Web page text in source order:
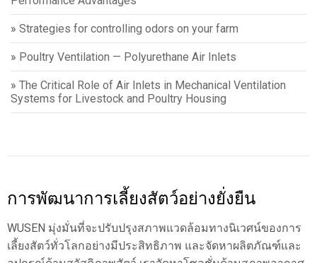
» Strategies for controlling odors on your farm
» Poultry Ventilation — Polyurethane Air Inlets
» The Critical Role of Air Inlets in Mechanical Ventilation
Systems for Livestock and Poultry Housing
การพัฒนาการเลี้ยงสัตว์อย่างยั่งยืน
WUSEN มุ่งมั่นที่จะปรับปรุงสภาพแวดล้อมทางนิเวศน์ของการ
เลี้ยงสัตว์ทั่วโลกอย่างมีประสิทธิภาพ และจัดหาผลิตภัณฑ์และ